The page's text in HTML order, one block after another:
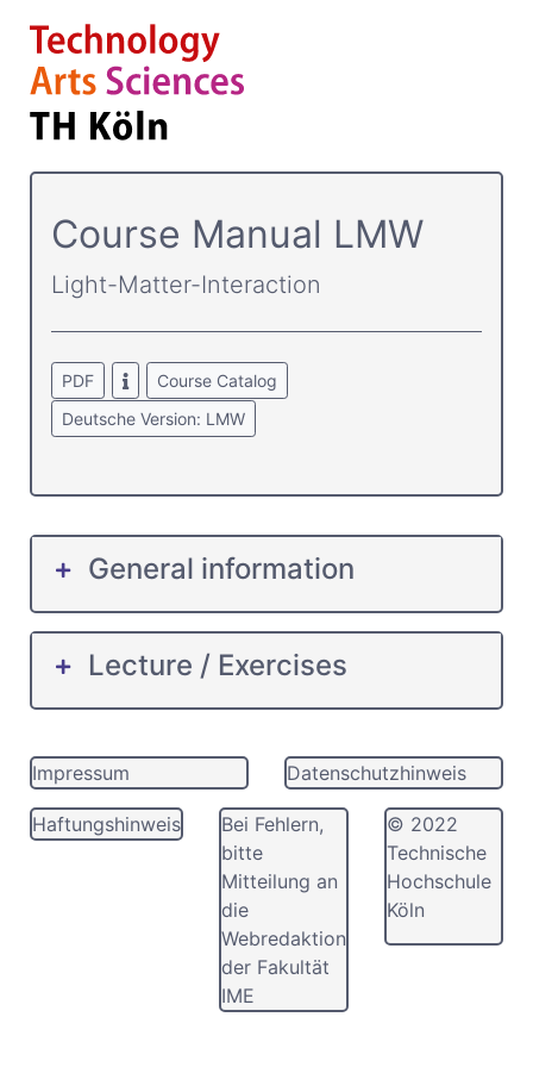
Course­ Manual LMW
Light-Matter-Interaction
PDF
Course Catalog
Deutsche Version: LMW
General information
Lecture / Exercises
Impressum Datenschutzhinweis
Haftungshinweis
Bei Fehlern,
bitte
Mitteilung an
die
Webredaktion
der Fakultät
IME
© 2022
Technische
Hochschule
Köln